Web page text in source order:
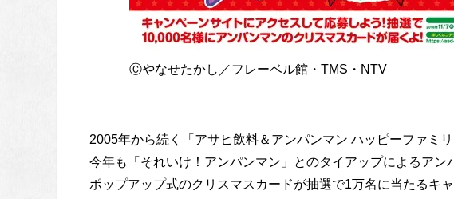
Ⓒやなせたかし／フレーベル館・TMS・NTV
2005年から続く「アサヒ飲料＆アンパンマン ハッピーファミ
今年も「それいけ！アンパンマン」とのタイアップによるアン
ポップアップ式のクリスマスカードが抽選で1万名に当たるキ